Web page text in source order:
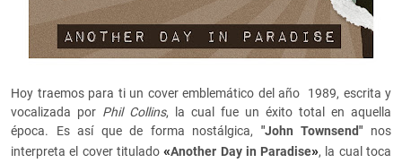
Hoy traemos para ti un cover emblemático del año 1989, escrita y
vocalizada por Phil Collins, la cual fue un éxito total en aquella
época. Es así que de forma nostálgica, "John Townsend" nos
interpreta el cover titulado«Another Day in Paradise», la cual toca